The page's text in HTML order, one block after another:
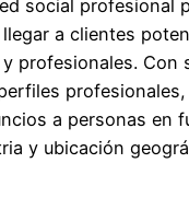
social profesional
a clientes
profesionales. Con
a personas en
y ubicación